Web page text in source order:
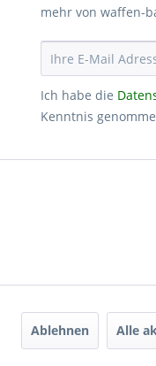
mehr von waffen-
Ich habe die
Kenntnis
Ablehnen Alle